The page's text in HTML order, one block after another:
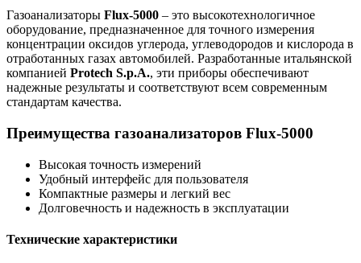
Газоанализаторы Flux-5000 – это высокотехнологичное
оборудование, предназначенное для точного измерения
концентрации оксидов углерода, углеводородов и кислорода в
отработанных газах автомобилей. Разработанные итальянской
компанией Protech S.p.A., эти приборы обеспечивают
надежные результаты и соответствуют всем современным
стандартам качества.
Преимущества газоанализаторов Flux-5000
Высокая точность измерений
Удобный интерфейс для пользователя
Компактные размеры и легкий вес
Долговечность и надежность в эксплуатации
Технические характеристики